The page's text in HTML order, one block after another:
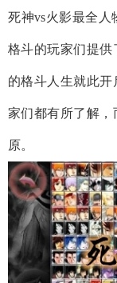
死神vs火影最全
格斗的玩家们提
的格斗人生就此
家们都有所了解
原。